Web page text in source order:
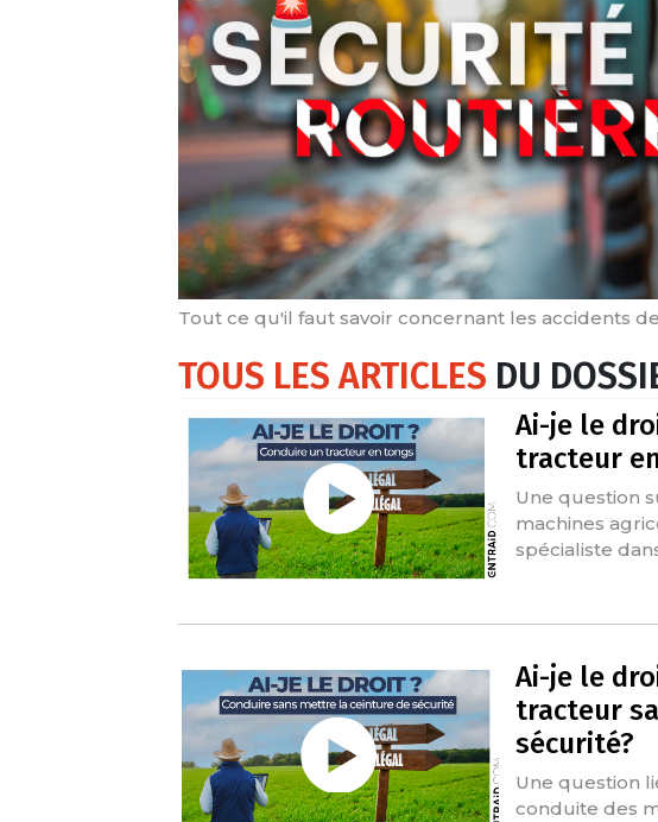
Tout ce qu'il faut savoir concernant les accidents
TOUS LES ARTICLES DU
Ai-je le
tracteur
Une question
machines
spécialiste
Ai-je le
tracteur
sécurité?
Une question
conduite des